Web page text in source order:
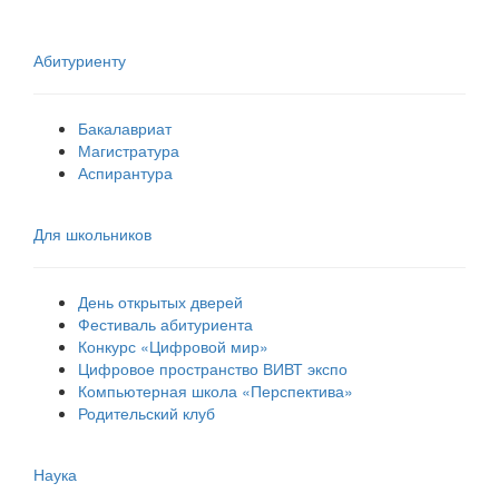
Абитуриенту
Бакалавриат
Магистратура
Аспирантура
Для школьников
День открытых дверей
Фестиваль абитуриента
Конкурс «Цифровой мир»
Цифровое пространство ВИВТ экспо
Компьютерная школа «Перспектива»
Родительский клуб
Наука